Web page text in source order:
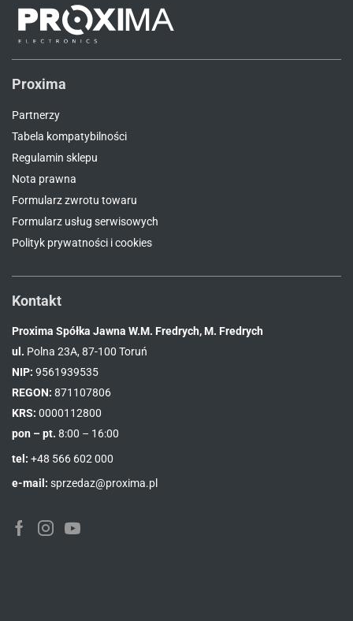
Proxima
Partnerzy
Tabela kompatybilności
Regulamin sklepu
Nota prawna
Formularz zwrotu towaru
Formularz usług serwisowych
Polityk prywatności i cookies
Kontakt
Proxima Spółka Jawna W.M. Fredrych, M. Fredrych
ul. Polna 23A, 87-100 Toruń
NIP: 9561939535
REGON: 871107806
KRS: 0000112800
pon – pt. 8:00 – 16:00
tel: +48 566 602 000
e-mail: sprzedaz@proxima.pl
FacebookInstagramYoutube